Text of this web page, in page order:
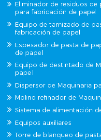
Eliminador de residuos de
para fabricación de papel
Equipo de tamizado de
fabricación de papel
Espesador de pasta de
de papel
Equipo de destintado de
papel
Dispersor de Maquinaria
Molino refinador de
Sistema de alimentación
Equipos auxiliares
Torre de blanqueo de